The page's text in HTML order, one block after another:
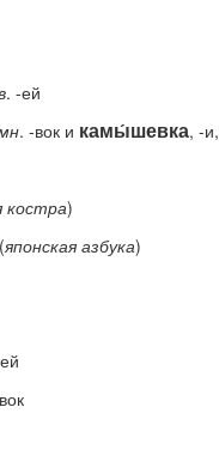
. -ей
. -вок и камы́шевка, -и,
костра)
японская азбука)